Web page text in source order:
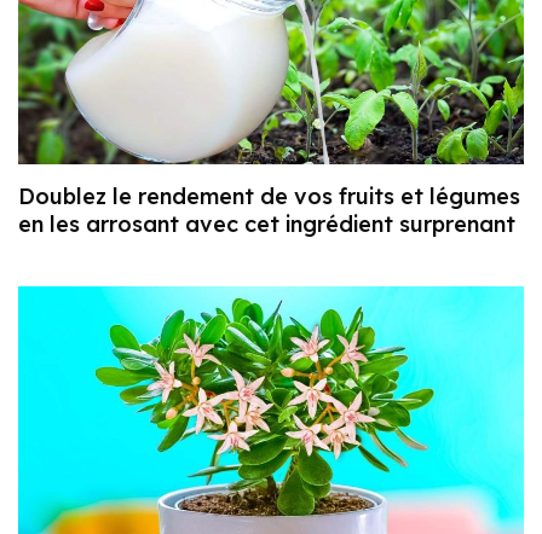
Doublez le rendement de vos fruits et légumes
en les arrosant avec cet ingrédient surprenant